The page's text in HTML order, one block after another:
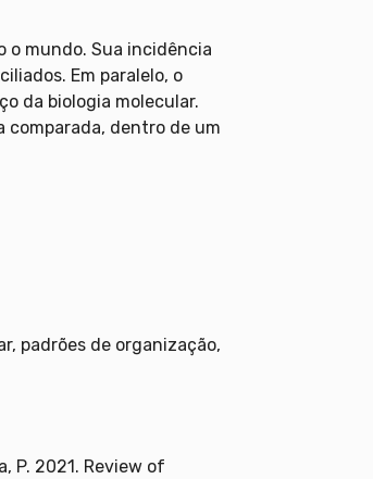
o mundo. Sua incidência
Em paralelo, o
da biologia molecular.
comparada, dentro de um
padrões de organização,
P. 2021. Review of